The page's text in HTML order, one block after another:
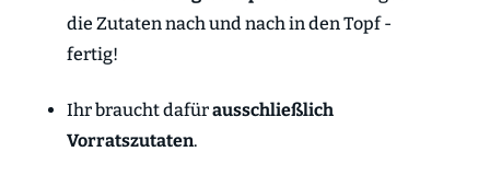
die Zutaten nach und nach in den Topf -
fertig!
Ihr braucht dafürausschließlich
Vorratszutaten.